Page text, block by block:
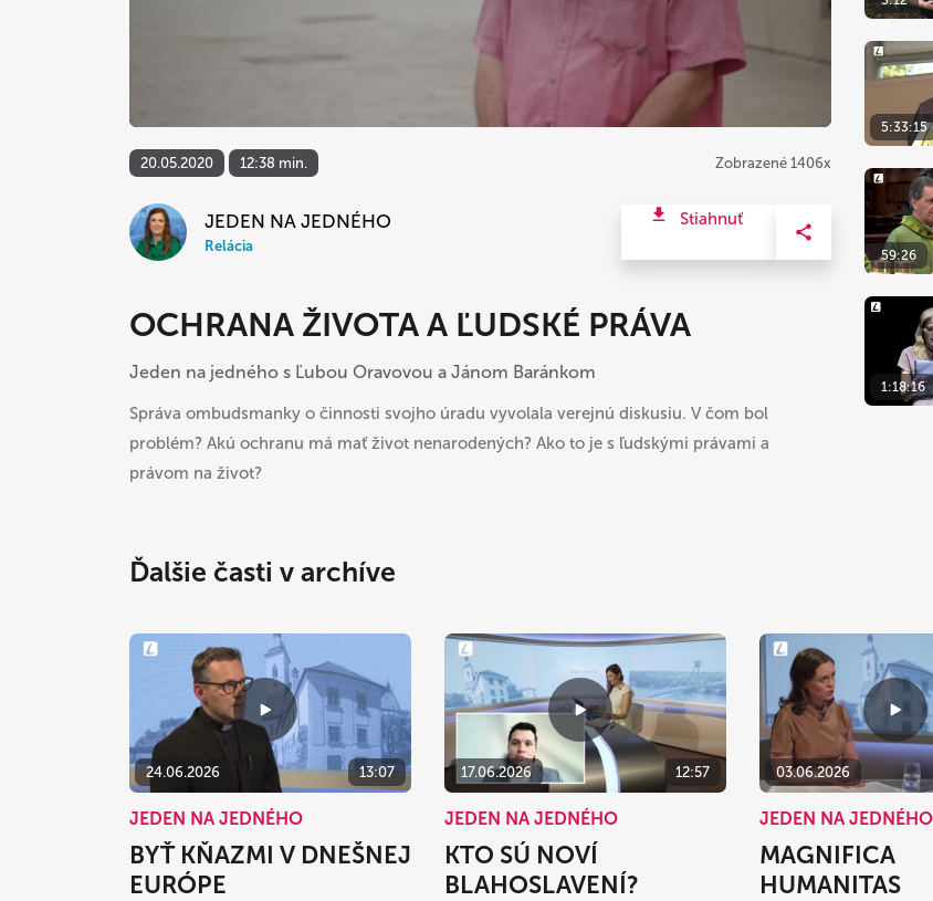
20.05.2020 12:38 min. Zobrazené 1406x
JEDEN NA JEDNÉHO
Relácia
Stiahnuť
OCHRANA ŽIVOTA A ĽUDSKÉ PRÁVA
Jeden na jedného s Ľubou Oravovou a Jánom Baránkom
Správa ombudsmanky o činnosti svojho úradu vyvolala verejnú diskusiu. V čom bol
problém? Akú ochranu má mať život nenarodených? Ako to je s ľudskými právami a
právom na život?
5:33:15
59:26
1:18:16
Ďalšie časti v archíve
24.06.2026 13:07
JEDEN NA JEDNÉHO
BYŤ KŇAZMI V DNEŠNEJ
EURÓPE
17.06.2026 12:57
JEDEN NA JEDNÉHO
KTO SÚ NOVÍ
BLAHOSLAVENÍ?
03.06.2026
JEDEN NA JEDNÉHO
MAGNIFICA
HUMANITAS